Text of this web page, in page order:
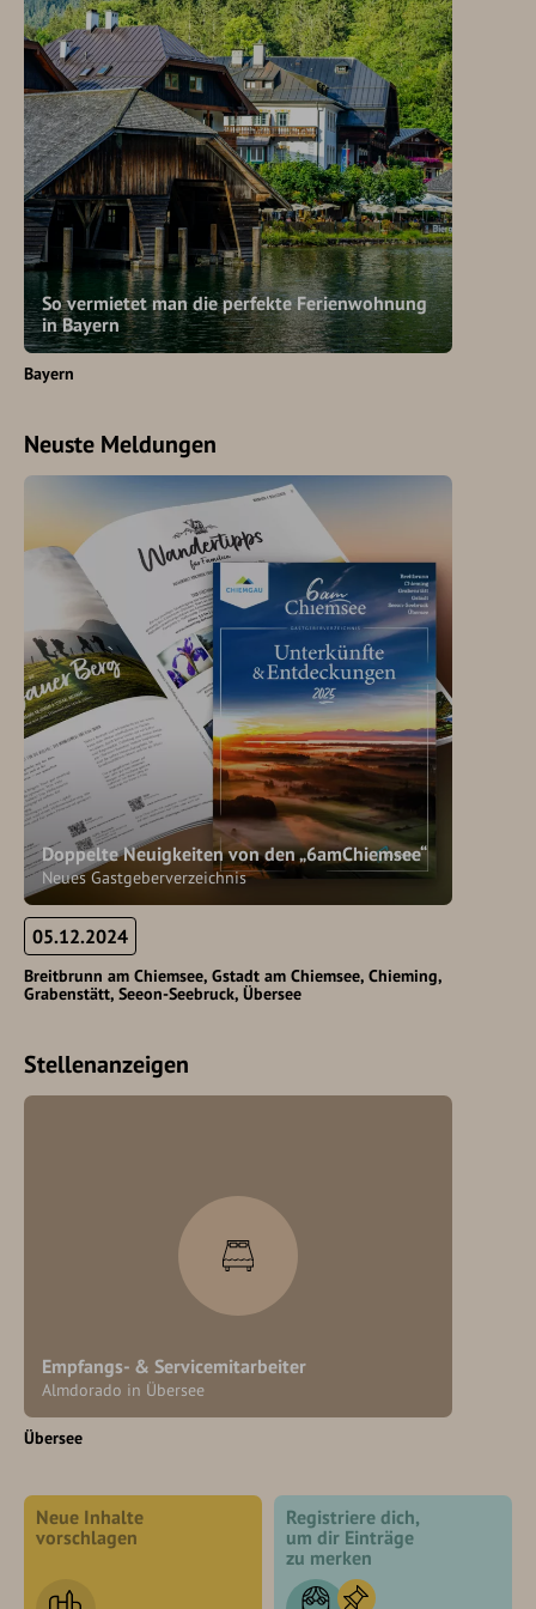
So vermietet man die perfekte Ferienwohnung
in Bayern
Bayern
Neuste Meldungen
Doppelte Neuigkeiten von den „6amChiemsee“
Neues Gastgeberverzeichnis
05.12.2024
Breitbrunn am Chiemsee Gstadt am Chiemsee Chieming
Grabenstätt Seeon-Seebruck Übersee
Stellenanzeigen
Empfangs- & Servicemitarbeiter
Almdorado in Übersee
Übersee
Neue Inhalte
vorschlagen
Registriere dich,
um dir Einträge
zu merken